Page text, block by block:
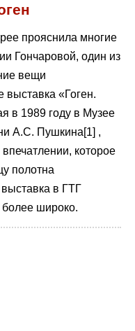
прояснила многие
Гончаровой, один из
вещи
выставка «Гоген.
в 1989 году в Музее
А.С. Пушкина[1] ,
которое
полотна
в ГТГ
более широко.